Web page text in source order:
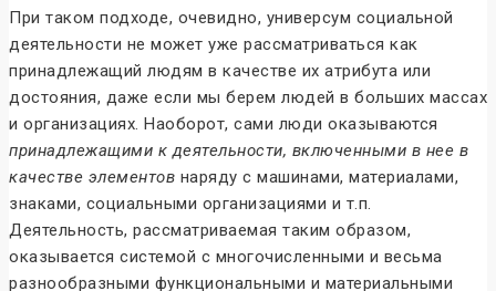
При таком подходе, очевидно, универсум социальной
деятельности не может уже рассматриваться как
принадлежащий людям в качестве их атрибута или
достояния, даже если мы берем людей в больших массах
и организациях. Наоборот, сами люди оказываются
принадлежащими к деятельности, включенными в нее в
качестве элементов наряду с машинами, материалами,
знаками, социальными организациями и т.п.
Деятельность, рассматриваемая таким образом,
оказывается системой с многочисленными и весьма
разнообразными функциональными и материальными